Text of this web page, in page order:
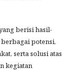
berisi hasil-
potensi,
serta solusi atas
kegiatan